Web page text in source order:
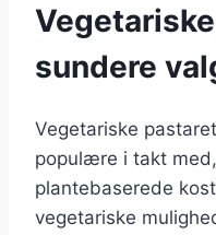
sundere
Vegetariske
populære i takt
plantebaserede
vegetariske